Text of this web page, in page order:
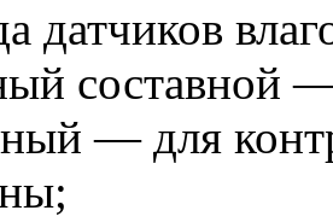
датчиков
составной
— для